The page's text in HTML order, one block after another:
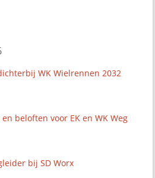
WK Wielrennen 2032
beloften voor EK en WK Weg
bij SD Worx